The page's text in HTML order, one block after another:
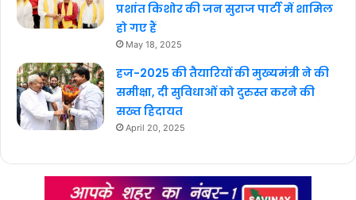
प्रशांत किशोर की जन सुराज पार्टी में शामिल
हो गए हैं
May 18, 2025
हज-2025 की तैयारियों की मुख्यमंत्री ने की
समीक्षा, दी सुविधाओं को दुरुस्त करने की
सख्त हिदायत
April 20, 2025